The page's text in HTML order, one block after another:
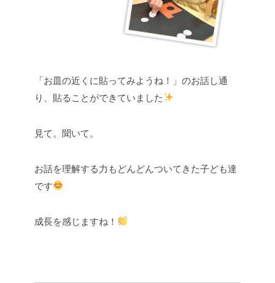
「お皿の近くに貼ってみようね！」のお話し通
り、貼ることができていました
見て。聞いて。
お話を理解する力もどんどんついてきた子ども達
です
成長を感じますね！